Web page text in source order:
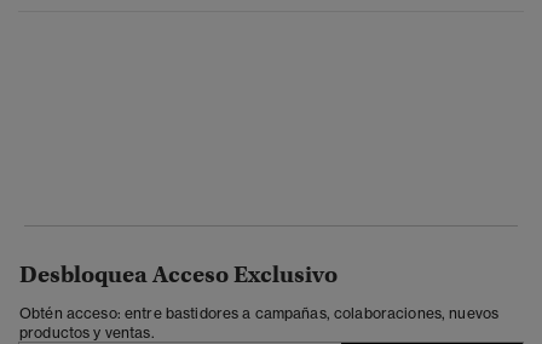
Desbloquea Acceso Exclusivo
Obtén acceso: entre bastidores a campañas, colaboraciones, nuevos
productos y ventas.